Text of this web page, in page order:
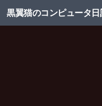
コンテンツへスキップ
黒翼猫のコンピュータ